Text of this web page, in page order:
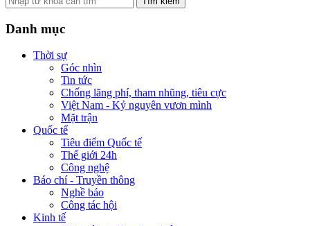
Danh mục
Thời sự
Góc nhìn
Tin tức
Chống lãng phí, tham nhũng, tiêu cực
Việt Nam - Kỷ nguyên vươn mình
Mặt trận
Quốc tế
Tiêu điểm Quốc tế
Thế giới 24h
Công nghệ
Báo chí - Truyền thông
Nghề báo
Công tác hội
Kinh tế